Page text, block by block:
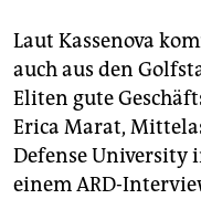
Laut Kassenova
auch aus den
Eliten gute
Erica Marat,
Defense University
einem ARD-